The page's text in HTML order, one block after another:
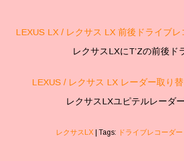
LEXUS LX / レクサス LX 前後ドライブレ
レクサスLXにT’Zの前後ド
LEXUS / レクサス LX レーダー取り
レクサスLXユピテルレーダ
レクサスLX | Tags: ドライブレコーダ